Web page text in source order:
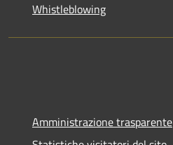
Whistleblowing
Amministrazione trasparente